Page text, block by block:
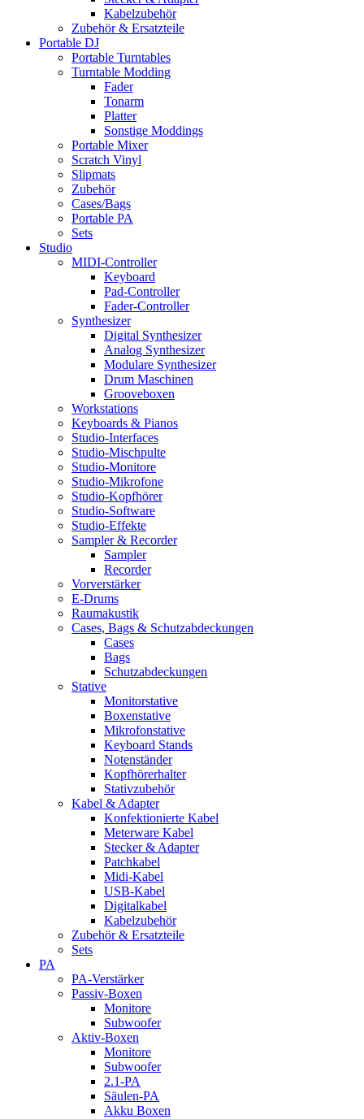
Kabelzubehör
Zubehör & Ersatzteile
Portable DJ
Portable Turntables
Turntable Modding
Fader
Tonarm
Platter
Sonstige Moddings
Portable Mixer
Scratch Vinyl
Slipmats
Zubehör
Cases/Bags
Portable PA
Sets
Studio
MIDI-Controller
Keyboard
Pad-Controller
Fader-Controller
Synthesizer
Digital Synthesizer
Analog Synthesizer
Modulare Synthesizer
Drum Maschinen
Grooveboxen
Workstations
Keyboards & Pianos
Studio-Interfaces
Studio-Mischpulte
Studio-Monitore
Studio-Mikrofone
Studio-Kopfhörer
Studio-Software
Studio-Effekte
Sampler & Recorder
Sampler
Recorder
Vorverstärker
E-Drums
Raumakustik
Cases, Bags & Schutzabdeckungen
Cases
Bags
Schutzabdeckungen
Stative
Monitorstative
Boxenstative
Mikrofonstative
Keyboard Stands
Notenständer
Kopfhörerhalter
Stativzubehör
Kabel & Adapter
Konfektionierte Kabel
Meterware Kabel
Stecker & Adapter
Patchkabel
Midi-Kabel
USB-Kabel
Digitalkabel
Kabelzubehör
Zubehör & Ersatzteile
Sets
PA
PA-Verstärker
Passiv-Boxen
Monitore
Subwoofer
Aktiv-Boxen
Monitore
Subwoofer
2.1-PA
Säulen-PA
Akku Boxen